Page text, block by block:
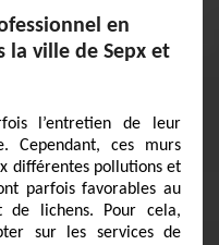
en
la ville de Sepx et
l’entretien de leur
Cependant, ces murs
différentes pollutions et
parfois favorables au
de lichens. Pour cela,
sur les services de